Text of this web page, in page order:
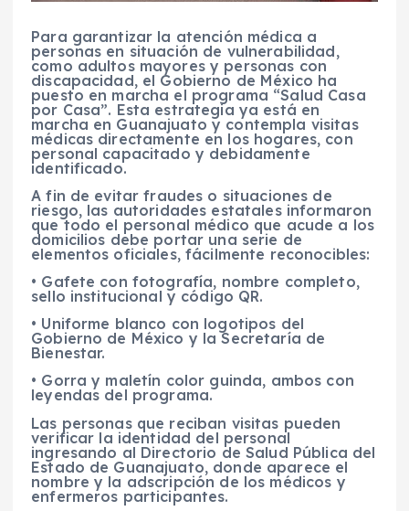
Para garantizar la atención médica a
personas en situación de vulnerabilidad,
como adultos mayores y personas con
discapacidad, el Gobierno de México ha
puesto en marcha el programa “Salud Casa
por Casa”. Esta estrategia ya está en
marcha en Guanajuato y contempla visitas
médicas directamente en los hogares, con
personal capacitado y debidamente
identificado.
A fin de evitar fraudes o situaciones de
riesgo, las autoridades estatales informaron
que todo el personal médico que acude a los
domicilios debe portar una serie de
elementos oficiales, fácilmente reconocibles:
• Gafete con fotografía, nombre completo,
sello institucional y código QR.
• Uniforme blanco con logotipos del
Gobierno de México y la Secretaría de
Bienestar.
• Gorra y maletín color guinda, ambos con
leyendas del programa.
Las personas que reciban visitas pueden
verificar la identidad del personal
ingresando al Directorio de Salud Pública del
Estado de Guanajuato, donde aparece el
nombre y la adscripción de los médicos y
enfermeros participantes.